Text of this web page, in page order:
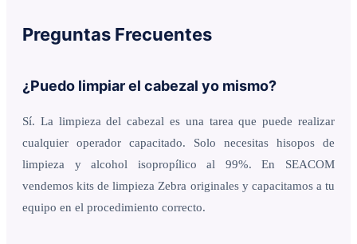
Preguntas Frecuentes
¿Puedo limpiar el cabezal yo mismo?
Sí. La limpieza del cabezal es una tarea que puede realizar
cualquier operador capacitado. Solo necesitas hisopos de
limpieza y alcohol isopropílico al 99%. En SEACOM
vendemos kits de limpieza Zebra originales y capacitamos a tu
equipo en el procedimiento correcto.